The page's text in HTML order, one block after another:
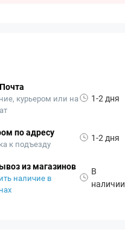
курьером или на
1-2 дня
по адресу
к подъезду
1-2 дня
из магазинов
наличие в
В
наличии